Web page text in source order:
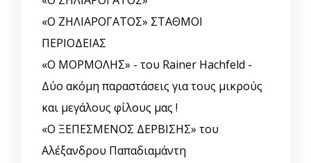
«Ο ΖΗΛΙΑΡΟΓΑΤΟΣ» ΣΤΑΘΜΟΙ
ΠΕΡΙΟΔΕΙΑΣ
«Ο ΜΟΡΜΟΛΗΣ» - του Rainer Hachfeld -
Δύο ακόμη παραστάσεις για τους μικρούς
και μεγάλους φίλους μας !
«Ο ΞΕΠΕΣΜΕΝΟΣ ΔΕΡΒΙΣΗΣ» του
Αλέξανδρου Παπαδιαμάντη